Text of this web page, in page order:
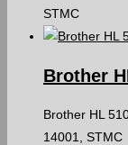
STMC
Brother
Brother HL
14001, STMC